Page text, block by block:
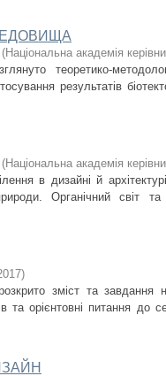
(Національна академія
теоретико-
результатів
(Національна академія
в дизайні й
Органічний світ
)
зміст та завдання
та орієнтовні питання до